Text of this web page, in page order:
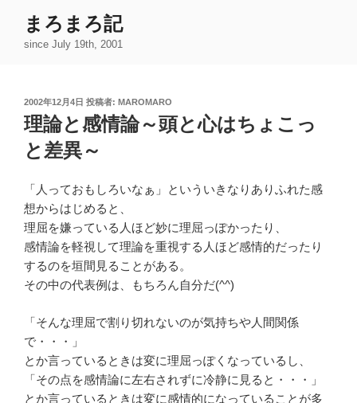
まろまろ記
since July 19th, 2001
投
稿
日:
2002年12月4日 投稿者: MAROMARO
理論と感情論～頭と心はちょこっ
と差異～
「人っておもしろいなぁ」といういきなりありふれた感
想からはじめると、
理屈を嫌っている人ほど妙に理屈っぽかったり、
感情論を軽視して理論を重視する人ほど感情的だったり
するのを垣間見ることがある。
その中の代表例は、もちろん自分だ(^^)
「そんな理屈で割り切れないのが気持ちや人間関係
で・・・」
とか言っているときは変に理屈っぽくなっているし、
「その点を感情論に左右されずに冷静に見ると・・・」
とか言っているときは変に感情的になっていることが多